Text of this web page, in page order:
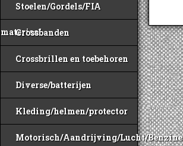
Stoelen/Gordels/FIA
materiaal
Crossbanden
Crossbrillen en toebehoren
Diverse/batterijen
Kleding/helmen/protector
Motorisch/Aandrijving/Lucht/Benzine